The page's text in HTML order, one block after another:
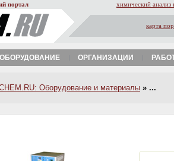
портал химический анализ
карта
ОБОРУДОВАНИЕ ОРГАНИЗАЦИИ
Оборудование и материалы » ...